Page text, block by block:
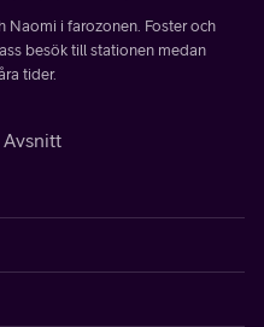
Naomi i farozonen. Foster och
besök till stationen medan
tider.
Avsnitt